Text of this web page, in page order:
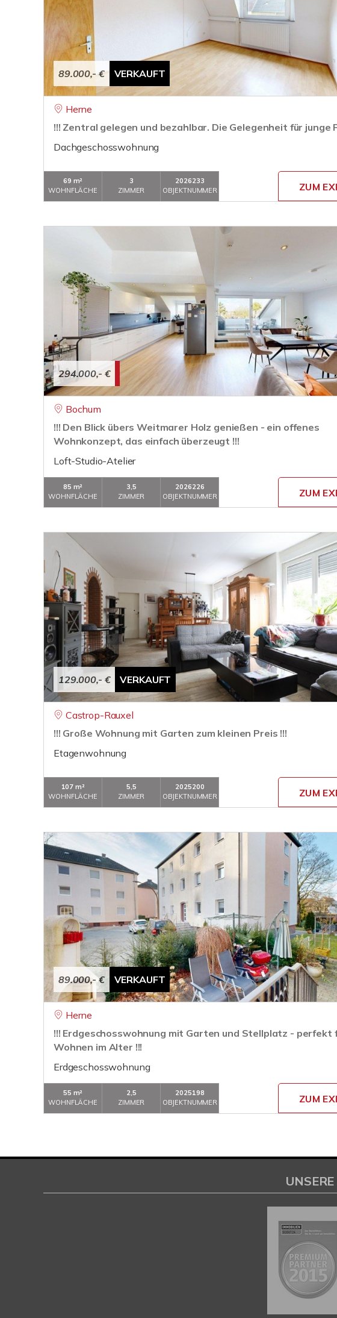
89.000,- € VERKAUFT
Herne
!!! Zentral gelegen und bezahlbar. Die Gelegenheit für junge
Dachgeschosswohnung
69 m²
WOHNFLÄCHE
3
ZIMMER
2026233
OBJEKTNUMMER
ZUM
294.000,- €
Bochum
!!! Den Blick übers Weitmarer Holz genießen - ein offenes
Wohnkonzept, das einfach überzeugt !!!
Loft-Studio-Atelier
85 m²
WOHNFLÄCHE
3,5
ZIMMER
2026226
OBJEKTNUMMER
ZUM
129.000,- € VERKAUFT
Castrop-Rauxel
!!! Große Wohnung mit Garten zum kleinen Preis !!!
Etagenwohnung
107 m²
WOHNFLÄCHE
5,5
ZIMMER
2025200
OBJEKTNUMMER
ZUM
89.000,- € VERKAUFT
Herne
!!! Erdgeschosswohnung mit Garten und Stellplatz - perfekt
Wohnen im Alter !!!
Erdgeschosswohnung
55 m²
WOHNFLÄCHE
2,5
ZIMMER
2025198
OBJEKTNUMMER
ZUM